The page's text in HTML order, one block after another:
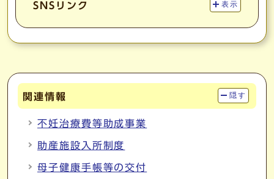
SNSリンク 表示
関連情報 隠す
不妊治療費等助成事業
助産施設入所制度
母子健康手帳等の交付